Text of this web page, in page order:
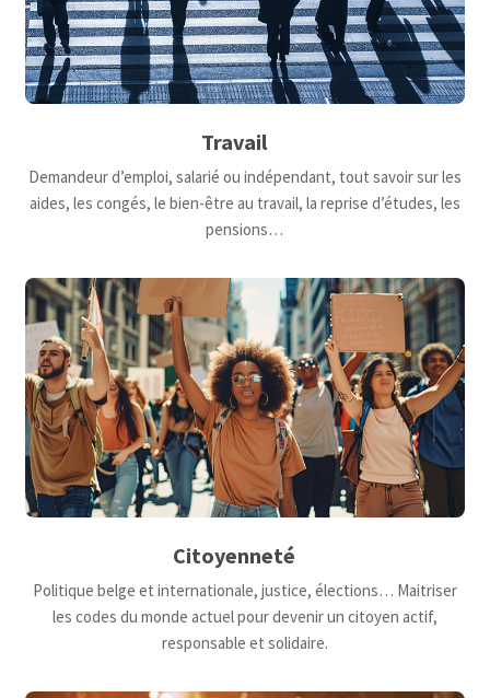
Travail
Demandeur d’emploi, salarié ou indépendant, tout savoir sur les
aides, les congés, le bien-être au travail, la reprise d’études, les
pensions…
Citoyenneté
Politique belge et internationale, justice, élections… Maitriser
les codes du monde actuel pour devenir un citoyen actif,
responsable et solidaire.